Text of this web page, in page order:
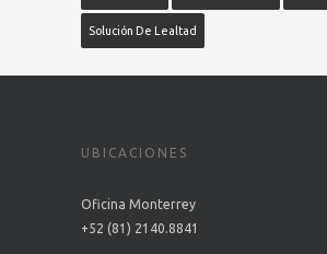
Solución De Lealtad
UBICACIONES
Oficina Monterrey
+52 (81) 2140.8841